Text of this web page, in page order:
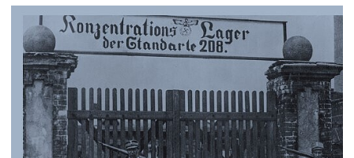
FORSCHUNG
SERVICE
Deutsch Zurück
Deutsch
Deutsch
Gebärdensprache